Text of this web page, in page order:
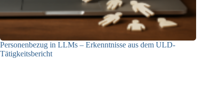
Personenbezug in LLMs – Erkenntnisse aus dem ULD-
Tätigkeitsbericht